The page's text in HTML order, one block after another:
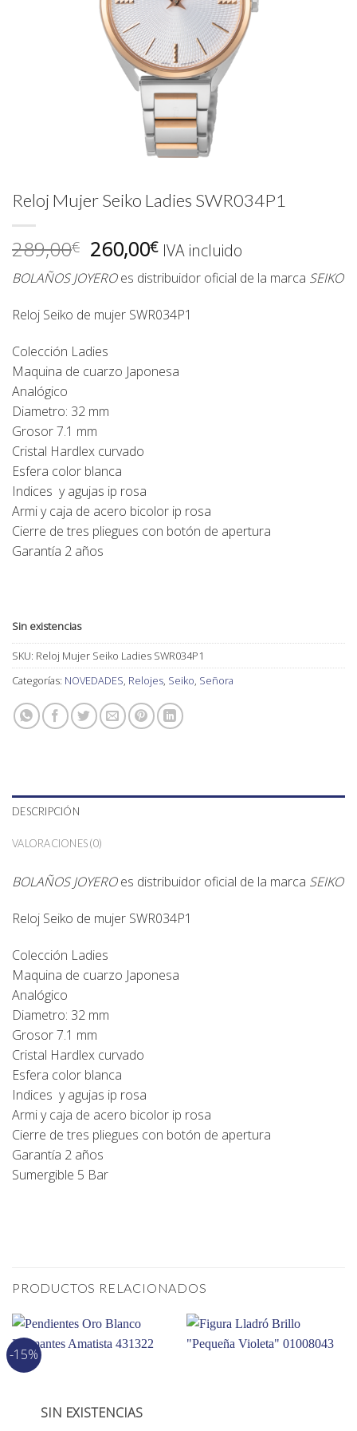
Reloj Mujer Seiko Ladies SWR034P1
289,00€ El
precio
original
era:
289,00€.
260,00€El
precio
actual
es:
260,00€.
IVA incluido
BOLAÑOS JOYEROes distribuidor oficial de la marca SEIKO
Reloj Seiko de mujer SWR034P1
Colección Ladies
Maquina de cuarzo Japonesa
Analógico
Diametro: 32 mm
Grosor 7.1 mm
Cristal Hardlex curvado
Esfera color blanca
Indices y agujas ip rosa
Armi y caja de acero bicolor ip rosa
Cierre de tres pliegues con botón de apertura
Garantía 2 años
Sin existencias
SKU: Reloj Mujer Seiko Ladies SWR034P1
Categorías: NOVEDADES, Relojes, Seiko, Señora
DESCRIPCIÓN
VALORACIONES (0)
BOLAÑOS JOYEROes distribuidor oficial de la marca SEIKO
Reloj Seiko de mujer SWR034P1
Colección Ladies
Maquina de cuarzo Japonesa
Analógico
Diametro: 32 mm
Grosor 7.1 mm
Cristal Hardlex curvado
Esfera color blanca
Indices y agujas ip rosa
Armi y caja de acero bicolor ip rosa
Cierre de tres pliegues con botón de apertura
Garantía 2 años
Sumergible 5 Bar
PRODUCTOS RELACIONADOS
-15%
SIN EXISTENCIAS